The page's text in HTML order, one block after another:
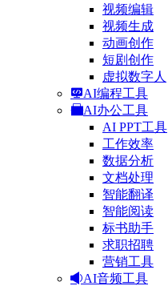
视频编辑
视频生成
动画创作
短剧创作
虚拟数字人
AI编程工具
AI办公工具
AI PPT工具
工作效率
数据分析
文档处理
智能翻译
智能阅读
标书助手
求职招聘
营销工具
AI音频工具